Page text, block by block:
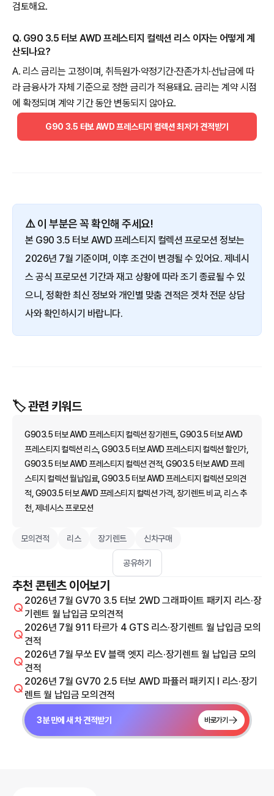
검토해요.
Q. G90 3.5 터보 AWD 프레스티지 컬렉션 리스 이자는 어떻게 계
산되나요?
A. 리스 금리는 고정이며, 취득원가·약정기간·잔존가치·선납금에 따
라 금융사가 자체 기준으로 정한 금리가 적용돼요. 금리는 계약 시점
에 확정되며 계약 기간 동안 변동되지 않아요.
G90 3.5 터보 AWD 프레스티지 컬렉션 최저가 견적받기
⚠️ 이 부분은 꼭 확인해 주세요!
본 G90 3.5 터보 AWD 프레스티지 컬렉션 프로모션 정보는
2026년 7월 기준이며, 이후 조건이 변경될 수 있어요. 제네시
스 공식 프로모션 기간과 재고 상황에 따라 조기 종료될 수 있
으니, 정확한 최신 정보와 개인별 맞춤 견적은 겟차 전문 상담
사와 확인하시기 바랍니다.
🏷️ 관련 키워드
G903.5 터보 AWD 프레스티지 컬렉션 장기렌트, G903.5 터보 AWD
프레스티지 컬렉션 리스, G903.5 터보 AWD 프레스티지 컬렉션 할인가,
G903.5 터보 AWD 프레스티지 컬렉션 견적, G903.5 터보 AWD 프레
스티지 컬렉션 월납입료, G903.5 터보 AWD 프레스티지 컬렉션 모의견
적, G903.5 터보 AWD 프레스티지 컬렉션 가격, 장기렌트 비교, 리스 추
천, 제네시스 프로모션
모의견적 리스 장기렌트 신차구매
공유하기
추천 콘텐츠 이어보기
2026년 7월 GV70 3.5 터보 2WD 그래파이트 패키지 리스·장
기렌트 월 납입금 모의견적
2026년 7월 911 타르가 4 GTS 리스·장기렌트 월 납입금 모의
견적
2026년 7월 무쏘 EV 블랙 엣지 리스·장기렌트 월 납입금 모의
견적
2026년 7월 GV70 2.5 터보 AWD 파퓰러 패키지 I 리스·장기
렌트 월 납입금 모의견적
3분 만에 새 차 견적받기 바로가기